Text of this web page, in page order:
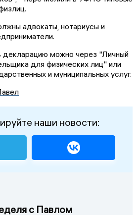
адвокаты, нотариусы и
декларацию можно через "Личный
для физических лиц" или
и муниципальных услуг.
наши новости:
с Павлом